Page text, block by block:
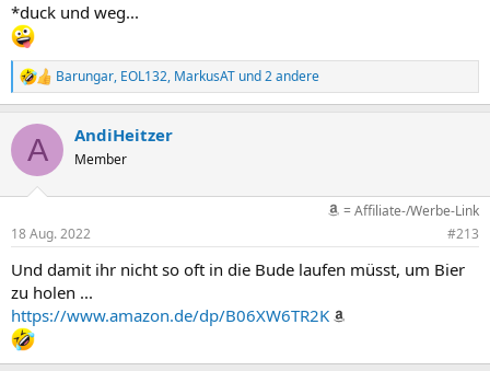
*duck und weg...
R
e
k
i
n
Barungar, EOL132, MarkusAT und 2 andere
A AndiHeitzer
Member
= Affiliate-/Werbe-Link
18 Aug. 2022
#213
Und damit ihr nicht so oft in die Bude laufen müsst, um Bier
zu holen ...
https://www.amazon.de/dp/B06XW6TR2K